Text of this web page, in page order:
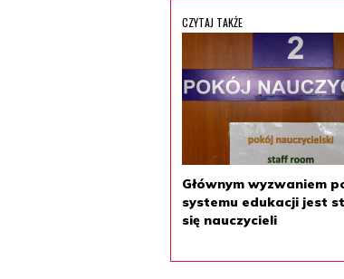
CZYTAJ TAKŻE
Głównym wyzwaniem
systemu edukacji jest
się nauczycieli